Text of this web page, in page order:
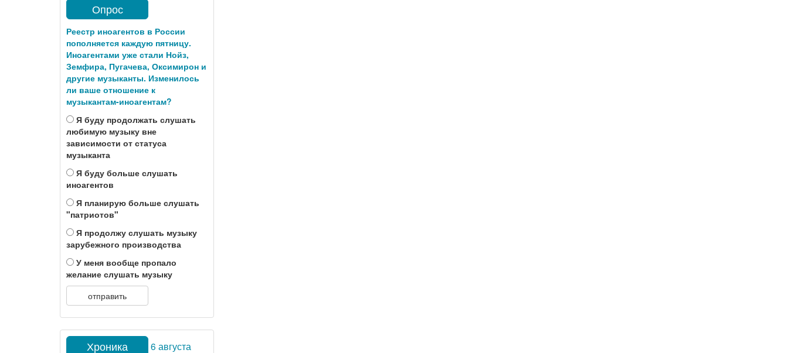
Опрос
Реестр иноагентов в России
пополняется каждую пятницу.
Иноагентами уже стали Нойз,
Земфира, Пугачева, Оксимирон и
другие музыканты. Изменилось
ли ваше отношение к
музыкантам-иноагентам?
Я буду продолжать слушать
любимую музыку вне
зависимости от статуса
музыканта
Я буду больше слушать
иноагентов
Я планирую больше слушать
"патриотов"
Я продолжу слушать музыку
зарубежного производства
У меня вообще пропало
желание слушать музыку
отправить
Хроника 6 августа